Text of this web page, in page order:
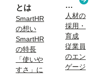
とは
SmartHR
の想い
SmartHR
の特長
「使いや
すさ」に
決
す
る
課
題
人材の
採用・
育成
従業員
のエン
ゲージ